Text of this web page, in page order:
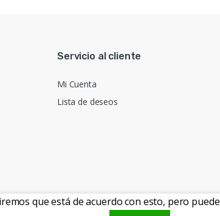
Servicio al cliente
Mi Cuenta
Lista de deseos
que está de acuerdo con esto, pero